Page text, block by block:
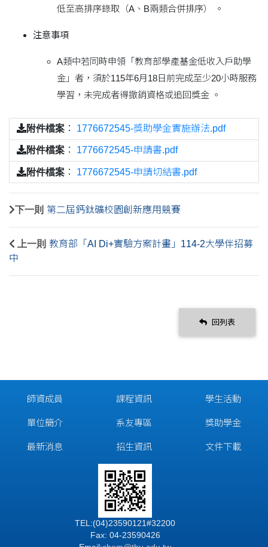
低至高排序錄取（A、B兩類合併排序） 。
注意事項
A類中若同時申領「教育部學產基金低收入戶助學
金」者，須於115年6月18日前完成至少20小時服務
學習，未完成者得撤銷資格或追回獎金 。
附件檔案 ： 1776672545-獎助學金實施辦法.pdf
附件檔案 ： 1776672545-申請書.pdf
附件檔案 ： 1776672545-申請切結書.pdf
下一則 第二屆鈣鈦礦校園創新應用競賽
上一則 教育部「AI Di+實驗方案計畫」114-2大學伴招募
中
回列表
師資成員
單位簡介
最新消息
課程資訊
系友專區
招生資訊
學生活動
獎助學金
文件下載
TEL:(04)23590121#32200
Fax: 04-23590426